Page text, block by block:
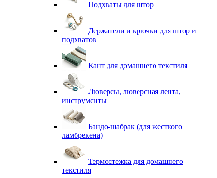
Подхваты для штор
Держатели и крючки для штор и
подхватов
Кант для домашнего текстиля
Люверсы, люверсная лента,
инструменты
Бандо-шабрак (для жесткого
ламбрекена)
Термостежка для домашнего
текстиля